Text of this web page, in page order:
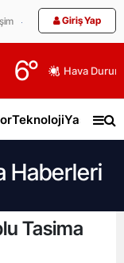
Giriş Yap
6° Hava
TeknolojiYaşam
Haberleri
Tasima